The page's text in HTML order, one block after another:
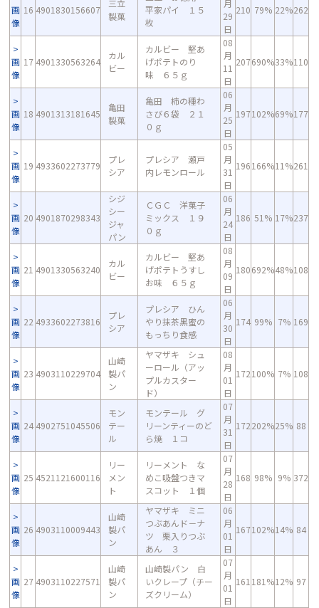
画
像
16 4901830156607
三立
製菓
平家パイ １５
枚
月
29
日
210 79% 22%262
画
像
17 4901330563264
カル
ビー
カルビー 堅あ
げポテトのり
味 ６５ｇ
08
月
11
日
207690%33%110
画
像
18 4901313181645
亀田
製菓
亀田 柿の種わ
さび６袋 ２１
０ｇ
06
月
25
日
197102%69%177
画
像
19 4933602273779
プレ
シア
プレシア 瀬戸
内レモンロール
05
月
31
日
196166%11%261
画
像
20 4901870298343
シジ
シー
ジャ
パン
ＣＧＣ 洋菓子
ミックス １９
０ｇ
06
月
24
日
186 51% 17%237
画
像
21 4901330563240
カル
ビー
カルビー 堅あ
げポテトうすし
お味 ６５ｇ
08
月
09
日
180692%48%108
画
像
22 4933602273816
プレ
シア
プレシア ひん
やり抹茶黒蜜の
もっちり食感
06
月
30
日
174 99% 7% 169
画
像
23 4903110229704
山崎
製パ
ン
ヤマザキ シュ
ーロール（アッ
プルカスター
ド）
08
月
01
日
172100% 7% 108
画
像
24 4902751045506
モン
テー
ル
モンテール グ
リーンティーのど
ら焼 １コ
07
月
31
日
172202%25% 88
画
像
25 4521121600116
リー
メン
ト
リーメント な
めこ吸盤つきマ
スコット １個
07
月
28
日
168 98% 9% 372
画
像
26 4903110009443
山崎
製パ
ン
ヤマザキ ミニ
つぶあんド－ナ
ツ 栗入りつぶ
あん ３
06
月
01
日
167102%14% 84
画
像
27 4903110227571
山崎
製パ
ン
山崎製パン 白
いクレープ（チー
ズクリーム）
07
月
01
日
161 181%12% 97